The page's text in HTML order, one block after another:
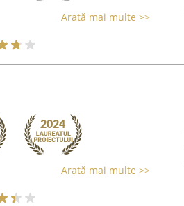
Arată mai multe >>
Arată mai multe >>